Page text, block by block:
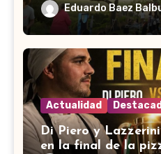
Eduardo Baez
Actualidad
Di Piero y
en la final de la